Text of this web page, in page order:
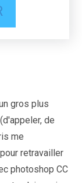
gros plus
de
me
retravailler
photoshop CC